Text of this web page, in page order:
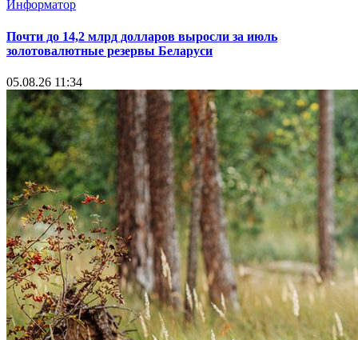
Информатор
Почти до 14,2 млрд долларов выросли за июль
золотовалютные резервы Беларуси
05.08.26 11:34